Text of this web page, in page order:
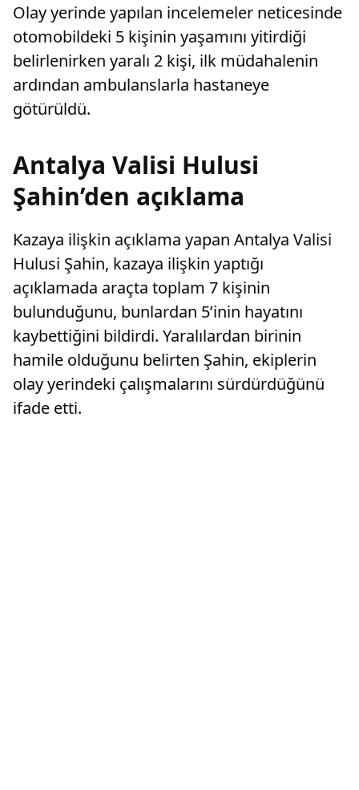
Olay yerinde yapılan incelemeler neticesinde
otomobildeki 5 kişinin yaşamını yitirdiği
belirlenirken yaralı 2 kişi, ilk müdahalenin
ardından ambulanslarla hastaneye
götürüldü.
Antalya Valisi Hulusi
Şahin’den açıklama
Kazaya ilişkin açıklama yapan Antalya Valisi
Hulusi Şahin, kazaya ilişkin yaptığı
açıklamada araçta toplam 7 kişinin
bulunduğunu, bunlardan 5’inin hayatını
kaybettiğini bildirdi. Yaralılardan birinin
hamile olduğunu belirten Şahin, ekiplerin
olay yerindeki çalışmalarını sürdürdüğünü
ifade etti.